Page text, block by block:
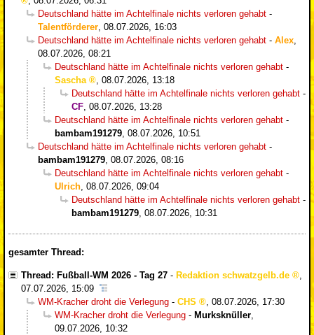
Deutschland hätte im Achtelfinale nichts verloren gehabt -
Talentförderer, 08.07.2026, 16:03
Deutschland hätte im Achtelfinale nichts verloren gehabt - Alex,
08.07.2026, 08:21
Deutschland hätte im Achtelfinale nichts verloren gehabt -
Sascha
, 08.07.2026, 13:18
Deutschland hätte im Achtelfinale nichts verloren gehabt -
CF, 08.07.2026, 13:28
Deutschland hätte im Achtelfinale nichts verloren gehabt -
bambam191279, 08.07.2026, 10:51
Deutschland hätte im Achtelfinale nichts verloren gehabt -
bambam191279, 08.07.2026, 08:16
Deutschland hätte im Achtelfinale nichts verloren gehabt -
Ulrich, 08.07.2026, 09:04
Deutschland hätte im Achtelfinale nichts verloren gehabt -
bambam191279, 08.07.2026, 10:31
gesamter Thread:
Thread: Fußball-WM 2026 - Tag 27 - Redaktion schwatzgelb.de
07.07.2026, 15:09
WM-Kracher droht die Verlegung - CHS
08.07.2026, 17:30
WM-Kracher droht die Verlegung - Murksknüller
09.07.2026, 10:32